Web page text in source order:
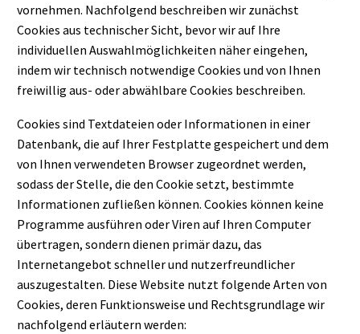
vornehmen. Nachfolgend beschreiben wir zunächst
Cookies aus technischer Sicht, bevor wir auf Ihre
individuellen Auswahlmöglichkeiten näher eingehen,
indem wir technisch notwendige Cookies und von Ihnen
freiwillig aus- oder abwählbare Cookies beschreiben.
Cookies sind Textdateien oder Informationen in einer
Datenbank, die auf Ihrer Festplatte gespeichert und dem
von Ihnen verwendeten Browser zugeordnet werden,
sodass der Stelle, die den Cookie setzt, bestimmte
Informationen zufließen können. Cookies können keine
Programme ausführen oder Viren auf Ihren Computer
übertragen, sondern dienen primär dazu, das
Internetangebot schneller und nutzerfreundlicher
auszugestalten. Diese Website nutzt folgende Arten von
Cookies, deren Funktionsweise und Rechtsgrundlage wir
nachfolgend erläutern werden: